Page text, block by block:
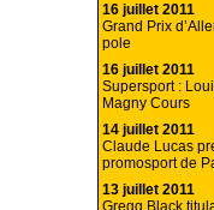
16 juillet 2011
Grand Prix
pole
16 juillet 2011
Supersport :
Magny Cours
14 juillet 2011
Claude Lucas
promosport de
13 juillet 2011
Gregg Black